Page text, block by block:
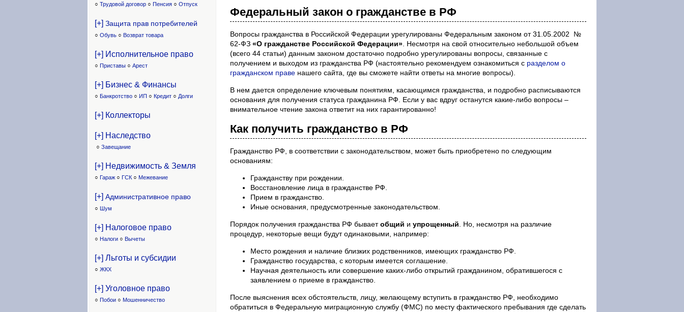
Федеральный закон о гражданстве в РФ
Вопросы гражданства в Российской Федерации урегулированы Федеральным законом от 31.05.2002 №
62-ФЗ «О гражданстве Российской Федерации». Несмотря на свой относительно небольшой объем
(всего 44 статьи) данным законом достаточно подробно урегулированы вопросы, связанные с
получением и выходом из гражданства РФ (настоятельно рекомендуем ознакомиться с разделом о
гражданском праве нашего сайта, где вы сможете найти ответы на многие вопросы).
В нем дается определение ключевым понятиям, касающимся гражданства, и подробно расписываются
основания для получения статуса гражданина РФ. Если у вас вдруг останутся какие-либо вопросы –
внимательное чтение закона ответит на них гарантированно!
Как получить гражданство в РФ
Гражданство РФ, в соответствии с законодательством, может быть приобретено по следующим
основаниям:
Гражданству при рождении.
Восстановление лица в гражданстве РФ.
Прием в гражданство.
Иные основания, предусмотренные законодательством.
Порядок получения гражданства РФ бываетобщий и упрощенный. Но, несмотря на различие
процедур, некоторые вещи будут одинаковыми, например:
Место рождения и наличие близких родственников, имеющих гражданство РФ.
Гражданство государства, с которым имеется соглашение.
Научная деятельность или совершение каких-либо открытий гражданином, обратившегося с
заявлением о приеме в гражданство.
После выяснения всех обстоятельств, лицу, желающему вступить в гражданство РФ, необходимо
обратиться в Федеральную миграционную службу (ФМС) по месту фактического пребывания где сделать
○ Трудовой договор ○ Пенсия ○ Отпуск
[+] Защита прав потребителей
○ Обувь ○ Возврат товара
[+] Исполнительное право
○ Приставы ○ Арест
[+] Бизнес & Финансы
○ Банкротство ○ ИП ○ Кредит ○ Долги
[+] Коллекторы
[+] Наследство
○ Завещание
[+] Недвижимость & Земля
○ Гараж ○ ГСК ○ Межевание
[+] Административное право
○ Шум
[+] Налоговое право
○ Налоги ○ Вычеты
[+] Льготы и субсидии
○ ЖКХ
[+] Уголовное право
○ Побои ○ Мошенничество